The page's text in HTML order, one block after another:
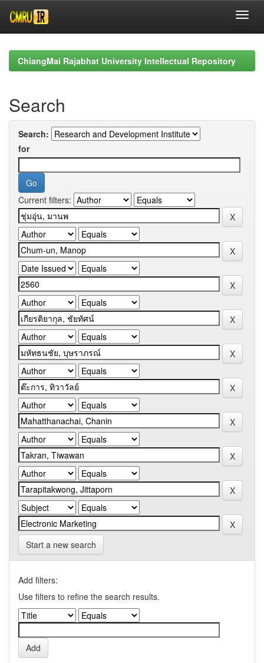
navigationChiangMai Rajabhat University Intellectual Repository
Search
Search:
for
Current filters:
Start a new search
Add filters:
Use filters to refine the search results.